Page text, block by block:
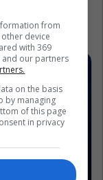
from
device
with 369
and our partners
on the basis
by managing
of this page
in privacy